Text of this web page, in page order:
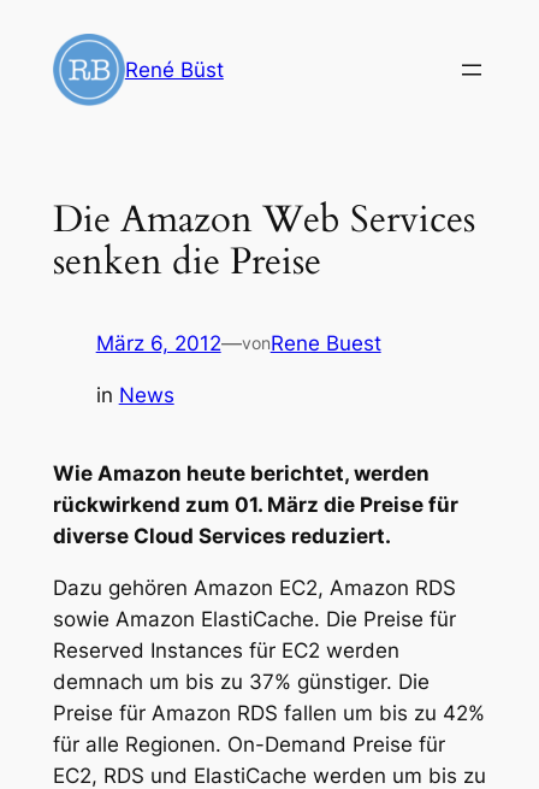
Inhalt
springen
René Büst
Die Amazon Web Services
senken die Preise
März 6, 2012—vonRene Buest
in News
Wie Amazon heute berichtet, werden
rückwirkend zum 01. März die Preise für
diverse Cloud Services reduziert.
Dazu gehören Amazon EC2, Amazon RDS
sowie Amazon ElastiCache. Die Preise für
Reserved Instances für EC2 werden
demnach um bis zu 37% günstiger. Die
Preise für Amazon RDS fallen um bis zu 42%
für alle Regionen. On-Demand Preise für
EC2, RDS und ElastiCache werden um bis zu